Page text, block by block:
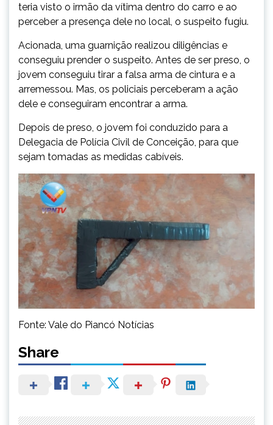
teria visto o irmão da vítima dentro do carro e ao
perceber a presença dele no local, o suspeito fugiu.
Acionada, uma guarnição realizou diligências e
conseguiu prender o suspeito. Antes de ser preso, o
jovem conseguiu tirar a falsa arma de cintura e a
arremessou. Mas, os policiais perceberam a ação
dele e conseguiram encontrar a arma.
Depois de preso, o jovem foi conduzido para a
Delegacia de Polícia Civil de Conceição, para que
sejam tomadas as medidas cabíveis.
Fonte: Vale do Piancó Notícias
Share